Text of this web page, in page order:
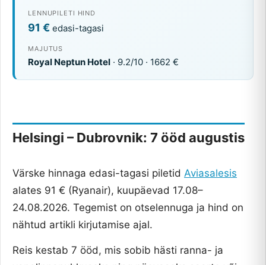
LENNUPILETI HIND
91 € edasi-tagasi
MAJUTUS
Royal Neptun Hotel · 9.2/10 · 1662 €
Helsingi – Dubrovnik: 7 ööd augustis
Värske hinnaga edasi-tagasi piletid Aviasalesis
alates 91 € (Ryanair), kuupäevad 17.08–
24.08.2026. Tegemist on otselennuga ja hind on
nähtud artikli kirjutamise ajal.
Reis kestab 7 ööd, mis sobib hästi ranna- ja